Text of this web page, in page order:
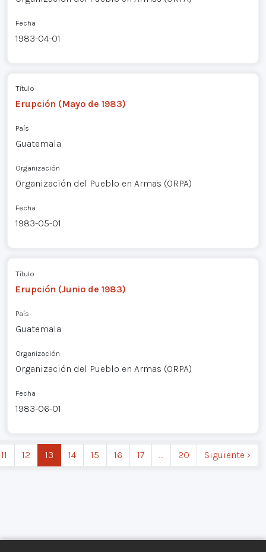
Fecha
1983-04-01
Título
Erupción (Mayo de 1983)
País
Guatemala
Organización
Organización del Pueblo en Armas (ORPA)
Fecha
1983-05-01
Título
Erupción (Junio de 1983)
País
Guatemala
Organización
Organización del Pueblo en Armas (ORPA)
Fecha
1983-06-01
11 12 13 14 15 16 17 … 20 Siguiente ›